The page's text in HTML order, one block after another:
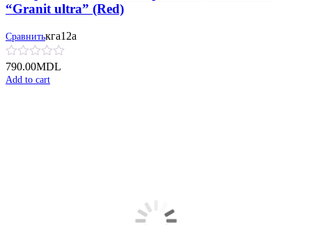
“Granit ultra” (Red)
Сравнитькга12а
790.00MDL
Add to cart